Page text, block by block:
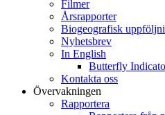
Filmer
Årsrapporter
Biogeografisk
Nyhetsbrev
In English
Butterfly
Kontakta oss
Övervakningen
Rapportera